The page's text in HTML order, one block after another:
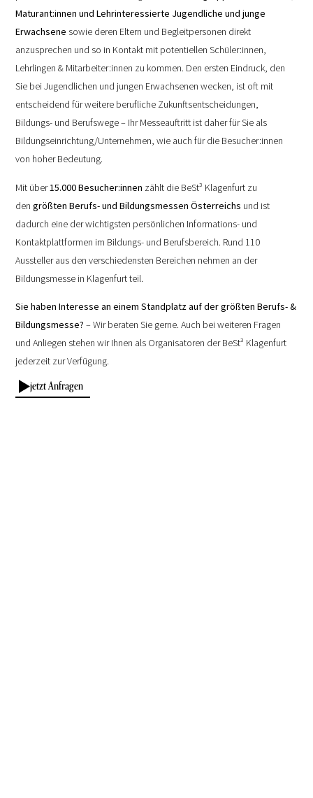
Maturant:innen und Lehrinteressierte Jugendliche und junge
Erwachsene sowie deren Eltern und Begleitpersonen direkt
anzusprechen und so in Kontakt mit potentiellen Schüler:innen,
Lehrlingen & Mitarbeiter:innen zu kommen. Den ersten Eindruck, den
Sie bei Jugendlichen und jungen Erwachsenen wecken, ist oft mit
entscheidend für weitere berufliche Zukunftsentscheidungen,
Bildungs- und Berufswege – Ihr Messeauftritt ist daher für Sie als
Bildungseinrichtung/Unternehmen, wie auch für die Besucher:innen
von hoher Bedeutung.
Mit über15.000 Besucher:innen zählt die BeSt³ Klagenfurt zu
dengrößten Berufs- und Bildungsmessen Österreichs und ist
dadurch eine der wichtigsten persönlichen Informations- und
Kontaktplattformen im Bildungs- und Berufsbereich. Rund 110
Aussteller aus den verschiedensten Bereichen nehmen an der
Bildungsmesse in Klagenfurt teil.
Sie haben Interesse an einem Standplatz auf der größten Berufs- &
Bildungsmesse? – Wir beraten Sie gerne. Auch bei weiteren Fragen
und Anliegen stehen wir Ihnen als Organisatoren der BeSt³ Klagenfurt
jederzeit zur Verfügung.
jetzt Anfragen